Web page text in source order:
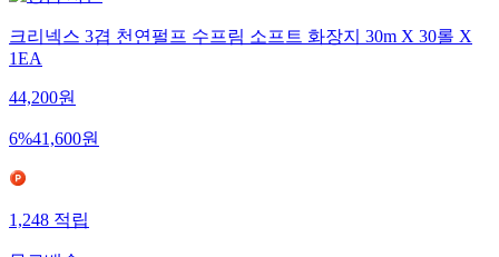
크리넥스 3겹 천연펄프 수프림 소프트 화장지 30m X 30롤 X
1EA
44,200원
6%41,600원
1,248적립